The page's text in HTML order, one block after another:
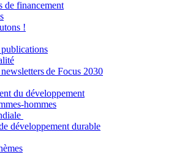
de financement
!
de Focus 2030
du développement
hommes
développement durable